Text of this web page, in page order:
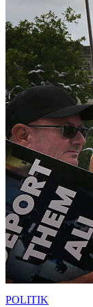
POLITIK